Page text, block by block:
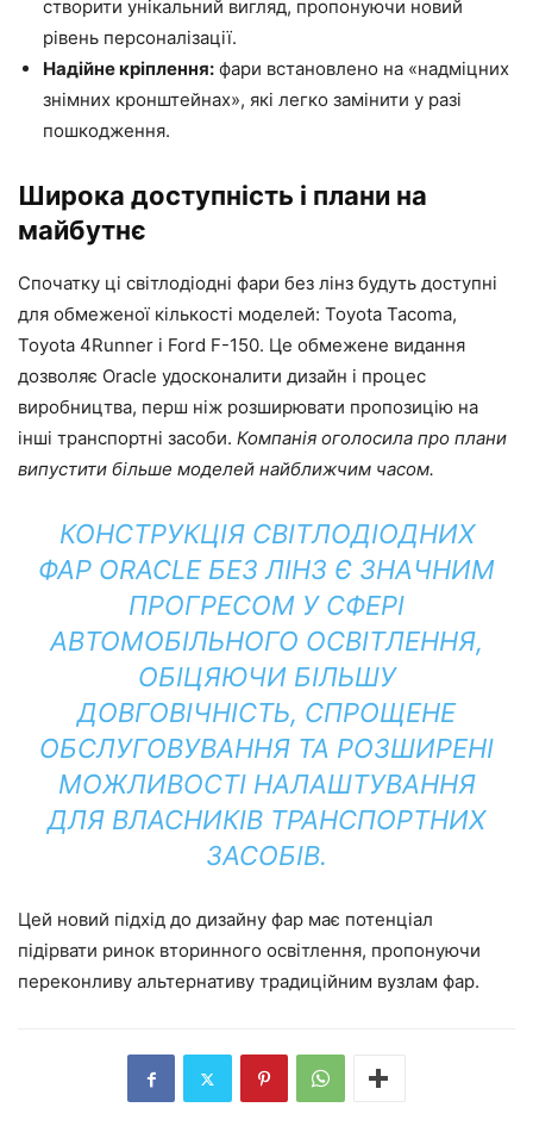
створити унікальний вигляд, пропонуючи новий
рівень персоналізації.
Надійне кріплення: фари встановлено на «надміцних
знімних кронштейнах», які легко замінити у разі
пошкодження.
Широка доступність і плани на
майбутнє
Спочатку ці світлодіодні фари без лінз будуть доступні
для обмеженої кількості моделей: Toyota Tacoma,
Toyota 4Runner і Ford F-150. Це обмежене видання
дозволяє Oracle удосконалити дизайн і процес
виробництва, перш ніж розширювати пропозицію на
інші транспортні засоби. Компанія оголосила про плани
випустити більше моделей найближчим часом.
КОНСТРУКЦІЯ СВІТЛОДІОДНИХ
ФАР ORACLE БЕЗ ЛІНЗ Є ЗНАЧНИМ
ПРОГРЕСОМ У СФЕРІ
АВТОМОБІЛЬНОГО ОСВІТЛЕННЯ,
ОБІЦЯЮЧИ БІЛЬШУ
ДОВГОВІЧНІСТЬ, СПРОЩЕНЕ
ОБСЛУГОВУВАННЯ ТА РОЗШИРЕНІ
МОЖЛИВОСТІ НАЛАШТУВАННЯ
ДЛЯ ВЛАСНИКІВ ТРАНСПОРТНИХ
ЗАСОБІВ.
Цей новий підхід до дизайну фар має потенціал
підірвати ринок вторинного освітлення, пропонуючи
переконливу альтернативу традиційним вузлам фар.